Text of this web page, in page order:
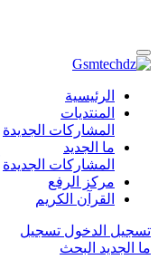
الرئيسية
المنتديات
المشاركات الجديدة
ما الجديد
المشاركات الجديدة
مركز الرفع
القرآن الكريم
تسجيل الدخول تسجيل
ما الجديد البحث